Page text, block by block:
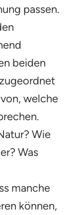
passen.
beiden
welche
Wie
Was
manche
können,